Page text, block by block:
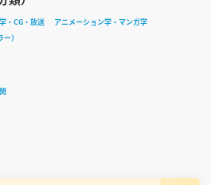
・CG・放送
アニメーション学・マンガ学
）